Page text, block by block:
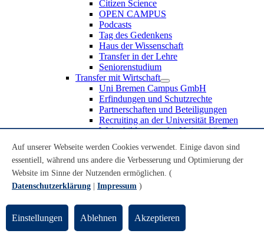
Citizen Science
OPEN CAMPUS
Podcasts
Tag des Gedenkens
Haus der Wissenschaft
Transfer in der Lehre
Seniorenstudium
Transfer mit Wirtschaft
Uni Bremen Campus GmbH
Erfindungen und Schutzrechte
Partnerschaften und Beteiligungen
Recruiting an der Universität Bremen
Weiterbildung an der Universität Bremen
Schülerinnen und Schüler
MINT-Schnupperstudium
Schulklassen
Lehrkräfte
UniTransfer - Servicestelle für Transferaktivitäten
Transfermagazin der Universität Bremen
Auf unserer Webseite werden Cookies verwendet. Einige davon sind
essentiell, während uns andere die Verbesserung und Optimierung der
Website im Sinne der Nutzenden ermöglichen. (
Datenschutzerklärung
Impressum )
Einstellungen Ablehnen Akzeptieren